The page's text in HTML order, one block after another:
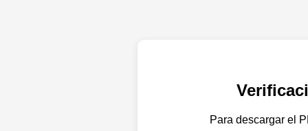
Para descargar el